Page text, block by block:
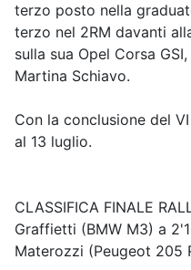
terzo posto nella
terzo nel 2RM davanti
sulla sua Opel Corsa
Martina Schiavo.
Con la conclusione del
al 13 luglio.
CLASSIFICA FINALE
Graffietti (BMW M3) a
Materozzi (Peugeot 205